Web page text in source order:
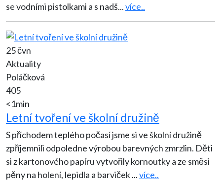
se vodními pistolkami a s nadš...více..
25 čvn
Aktuality
Poláčková
405
<1min
Letní tvoření ve školní družině
S příchodem teplého počasí jsme si ve školní družině
zpříjemnili odpoledne výrobou barevných zmrzlin. Děti
si z kartonového papíru vytvořily kornoutky a ze směsi
pěny na holení, lepidla a barviček...více..